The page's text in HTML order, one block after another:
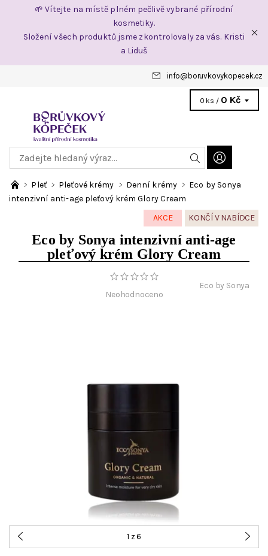
🌱 Vítejte na místě plném pečlivě vybrané přírodní
kosmetiky.
Složení všech produktů jsme zkontrolovaly za vás. Kristi
a Liduš
info@ boruvkovykopecek.cz
0 ks / 0 Kč
Pleť Pleťové krémy Denní krémy
Eco by Sonya
intenzivní anti-age pleťový krém Glory Cream
AKCE
KONČÍ V NABÍDCE
Eco by Sonya intenzivní anti-age
pleťový krém Glory Cream
Neohodnoceno
Eco by Sonya
1 z 6